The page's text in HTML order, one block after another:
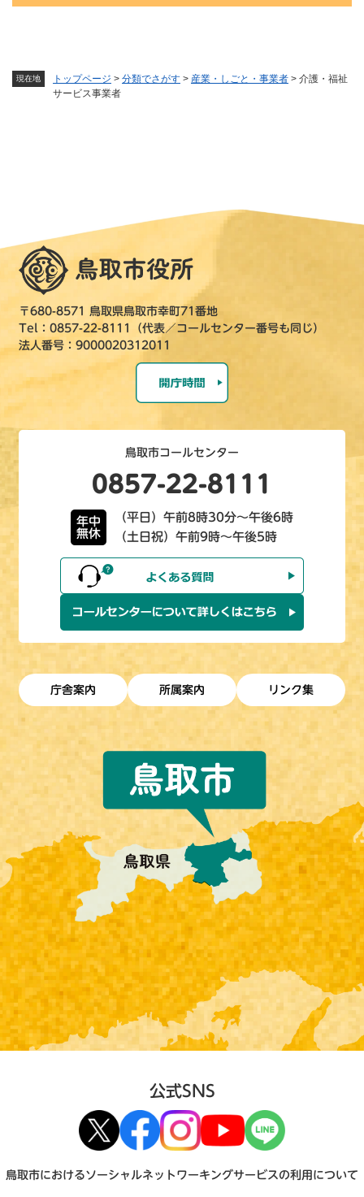
現在地 トップページ > 分類でさがす > 産業・しごと・事業者 > 介護・福祉
サービス事業者
〒680-8571 鳥取県鳥取市幸町71番地
Tel：0857-22-8111（代表／コールセンター番号も同じ）
法人番号：9000020312011
鳥取市コールセンター
0857-22-8111
年中
無休
（平日）午前8時30分～午後6時
（土日祝）午前9時～午後5時
庁舎案内 所属案内 リンク集
公式SNS
鳥取市におけるソーシャルネットワーキングサービスの利用について